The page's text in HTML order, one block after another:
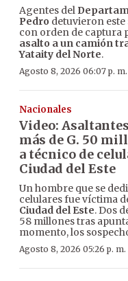
Agentes del
Pedro detuvieron este
con orden de captura
asalto a un camión
Yataity del Norte.
Agosto 8, 2026 06:07 p. m.
Nacionales
Video:
más de G. 50
a técnico de
Ciudad del Este
Un hombre que se
celulares fue víctima
Ciudad del Este. Dos
58 millones tras
momento, los
Agosto 8, 2026 05:26 p. m.